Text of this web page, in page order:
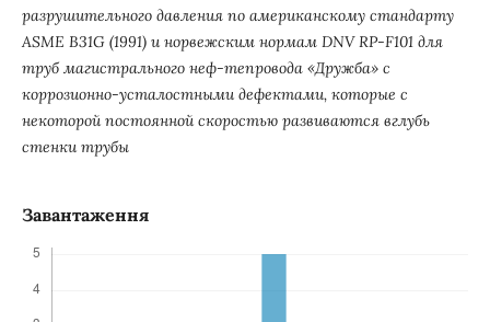
разрушительного давления по американскому стандарту
ASME B31G (1991) и норвежским нормам DNV RP-F101 для
труб магистрального неф-тепровода «Дружба» с
коррозионно-усталостными дефектами, которые с
некоторой постоянной скоростью развиваются вглубь
стенки трубы
Завантаження